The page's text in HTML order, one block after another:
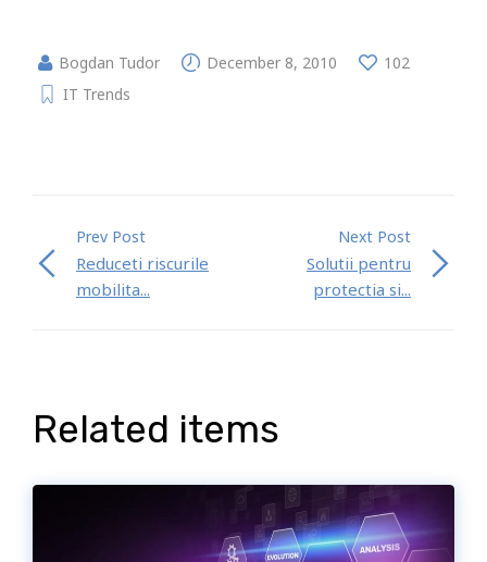
Bogdan Tudor December 8, 2010
102
IT Trends
Prev Post
Reduceti riscurile
mobilita...
Next Post
Solutii pentru
protectia si...
Related items